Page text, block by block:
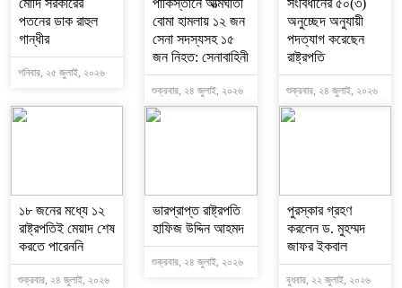
মোদি সরকারের
পতনের ডাক রাহুল
গান্ধীর
শনিবার, ২৫ জুলাই, ২০২৬
পাকিস্তানে আত্মঘাতী
বোমা হামলায় ১২ জন
সেনা সদস্যসহ ১৫
জন নিহত: সেনাবাহিনী
শুক্রবার, ২৪ জুলাই, ২০২৬
সংবিধানের ৫০(৩)
অনুচ্ছেদ অনুযায়ী
পদত্যাগ করেছেন
রাষ্ট্রপতি
শুক্রবার, ২৪ জুলাই, ২০২৬
১৮ জনের মধ্যে ১২
রাষ্ট্রপতিই মেয়াদ শেষ
করতে পারেননি
শুক্রবার, ২৪ জুলাই, ২০২৬
ভারপ্রাপ্ত রাষ্ট্রপতি
হাফিজ উদ্দিন আহমদ
শুক্রবার, ২৪ জুলাই, ২০২৬
পুরস্কার গ্রহণ
করলেন ড. মুহম্মদ
জাফর ইকবাল
বুধবার, ২২ জুলাই, ২০২৬